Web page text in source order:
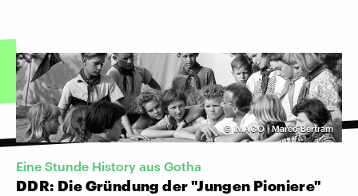
©IMAGO | Marco Bertram
Eine Stunde History aus Gotha
DDR: Die Gründung der "Jungen Pioniere"